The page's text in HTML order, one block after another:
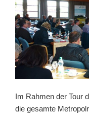
Im Rahmen der Tour
die gesamte